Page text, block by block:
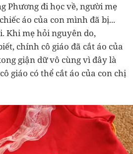
Phương đi học về, người mẹ
áo của con mình đã bị...
Khi mẹ hỏi nguyên do,
chính cô giáo đã cắt áo của
giận dữ vô cùng vì đây là
giáo có thể cắt áo của con chị